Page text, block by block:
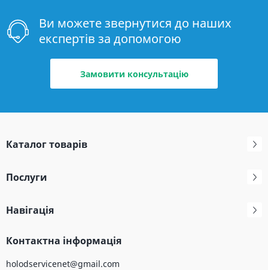
Ви можете звернутися до наших
експертів за допомогою
Замовити консультацію
Каталог товарів
Послуги
Навігація
Контактна інформація
holodservicenet@gmail.com